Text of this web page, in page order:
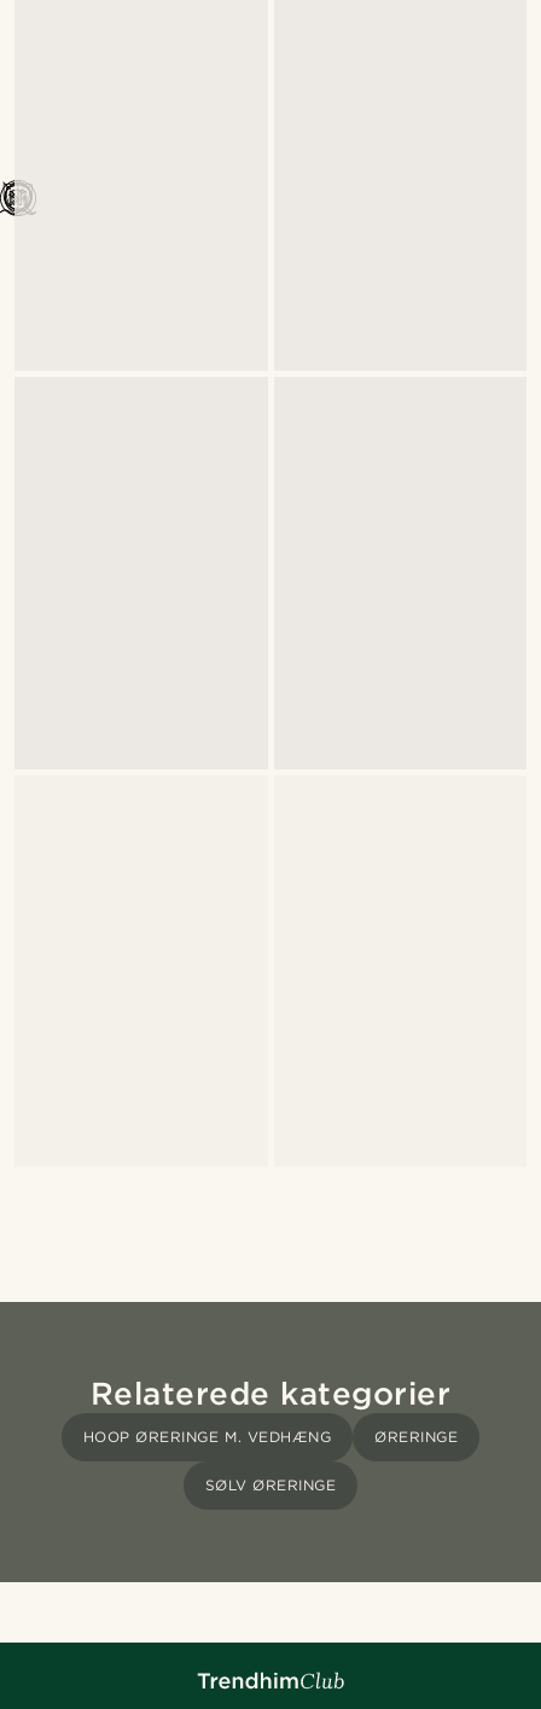
Relaterede kategorier
HOOP ØRERINGE M. VEDHÆNG ØRERINGE
SØLV ØRERINGE